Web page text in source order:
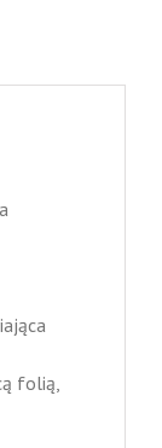
folią,